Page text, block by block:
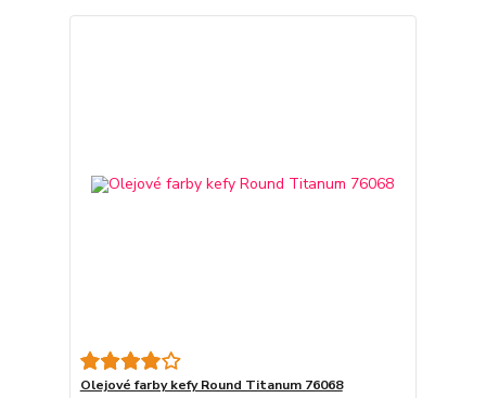
Olejové farby kefy Round Titanum 76068